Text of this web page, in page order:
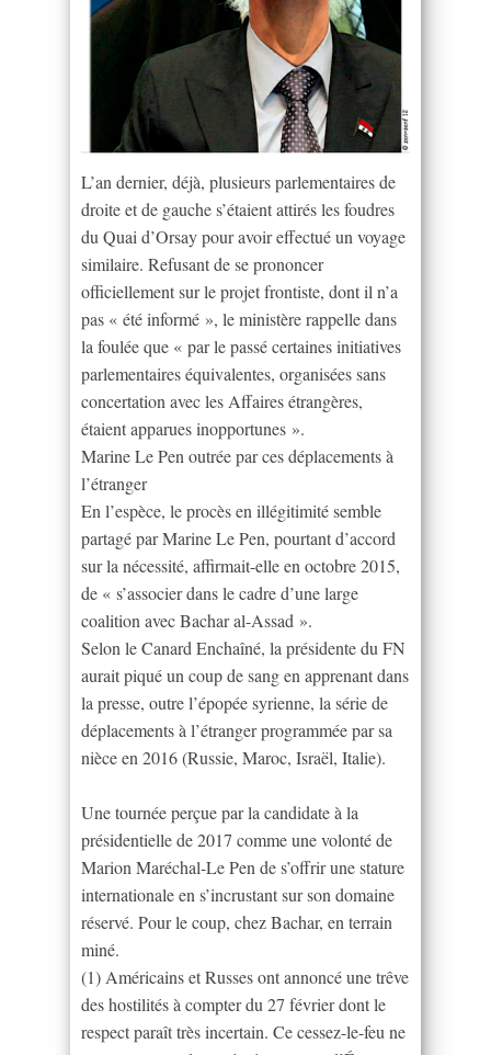
L’an dernier, déjà, plusieurs parlementaires de
droite et de gauche s’étaient attirés les foudres
du Quai d’Orsay pour avoir effectué un voyage
similaire. Refusant de se prononcer
officiellement sur le projet frontiste, dont il n’a
pas « été informé », le ministère rappelle dans
la foulée que « par le passé certaines initiatives
parlementaires équivalentes, organisées sans
concertation avec les Affaires étrangères,
étaient apparues inopportunes ».
Marine Le Pen outrée par ces déplacements à
l’étranger
En l’espèce, le procès en illégitimité semble
partagé par Marine Le Pen, pourtant d’accord
sur la nécessité, affirmait-elle en octobre 2015,
de « s’associer dans le cadre d’une large
coalition avec Bachar al-Assad ».
Selon le Canard Enchaîné, la présidente du FN
aurait piqué un coup de sang en apprenant dans
la presse, outre l’épopée syrienne, la série de
déplacements à l’étranger programmée par sa
nièce en 2016 (Russie, Maroc, Israël, Italie).
Une tournée perçue par la candidate à la
présidentielle de 2017 comme une volonté de
Marion Maréchal-Le Pen de s’offrir une stature
internationale en s’incrustant sur son domaine
réservé. Pour le coup, chez Bachar, en terrain
miné.
(1) Américains et Russes ont annoncé une trêve
des hostilités à compter du 27 février dont le
respect paraît très incertain. Ce cessez-le-feu ne